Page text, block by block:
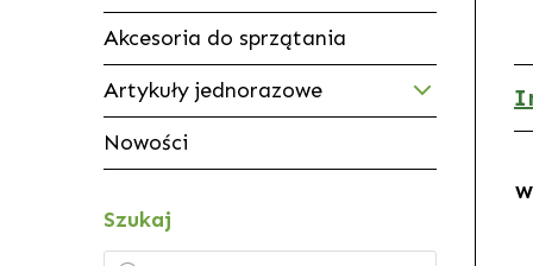
Akcesoria do sprzątania
Artykuły jednorazowe
Nowości
Szukaj
Wyszukiwarka